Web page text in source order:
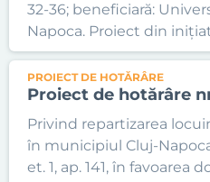
32-36; beneficiară:
Napoca. Proiect din
PROIECT DE HOTĂRÂRE
Proiect de hotărâre
Privind repartizarea
în municipiul Cluj-
et. 1, ap. 141, în favoarea